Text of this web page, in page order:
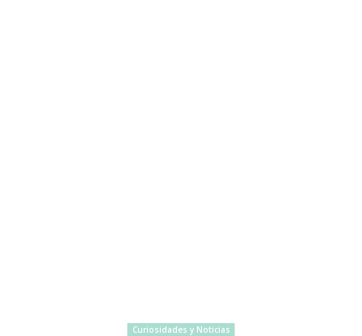
Curiosidades y Noticias